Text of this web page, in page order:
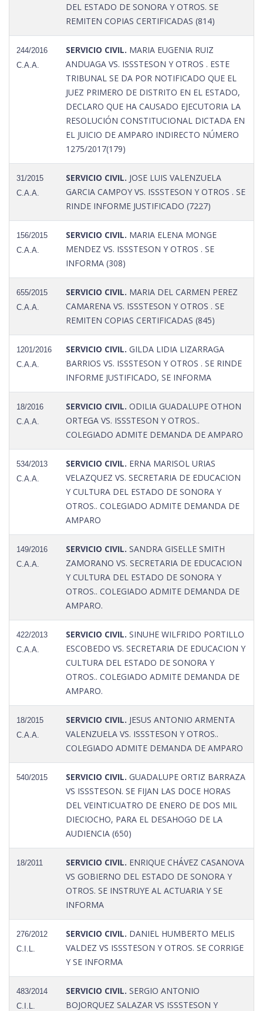
DEL ESTADO DE SONORA Y OTROS. SE
REMITEN COPIAS CERTIFICADAS (814)
244/2016
C.A.A.
SERVICIO CIVIL. MARIA EUGENIA RUIZ
ANDUAGA VS. ISSSTESON Y OTROS . ESTE
TRIBUNAL SE DA POR NOTIFICADO QUE EL
JUEZ PRIMERO DE DISTRITO EN EL ESTADO,
DECLARO QUE HA CAUSADO EJECUTORIA LA
RESOLUCIÓN CONSTITUCIONAL DICTADA EN
EL JUICIO DE AMPARO INDIRECTO NÚMERO
1275/2017(179)
31/2015
C.A.A.
SERVICIO CIVIL. JOSE LUIS VALENZUELA
GARCIA CAMPOY VS. ISSSTESON Y OTROS . SE
RINDE INFORME JUSTIFICADO (7227)
156/2015
C.A.A.
SERVICIO CIVIL. MARIA ELENA MONGE
MENDEZ VS. ISSSTESON Y OTROS . SE
INFORMA (308)
655/2015
C.A.A.
SERVICIO CIVIL. MARIA DEL CARMEN PEREZ
CAMARENA VS. ISSSTESON Y OTROS . SE
REMITEN COPIAS CERTIFICADAS (845)
1201/2016
C.A.A.
SERVICIO CIVIL. GILDA LIDIA LIZARRAGA
BARRIOS VS. ISSSTESON Y OTROS . SE RINDE
INFORME JUSTIFICADO, SE INFORMA
18/2016
C.A.A.
SERVICIO CIVIL. ODILIA GUADALUPE OTHON
ORTEGA VS. ISSSTESON Y OTROS..
COLEGIADO ADMITE DEMANDA DE AMPARO
534/2013
C.A.A.
SERVICIO CIVIL. ERNA MARISOL URIAS
VELAZQUEZ VS. SECRETARIA DE EDUCACION
Y CULTURA DEL ESTADO DE SONORA Y
OTROS.. COLEGIADO ADMITE DEMANDA DE
AMPARO
149/2016
C.A.A.
SERVICIO CIVIL. SANDRA GISELLE SMITH
ZAMORANO VS. SECRETARIA DE EDUCACION
Y CULTURA DEL ESTADO DE SONORA Y
OTROS.. COLEGIADO ADMITE DEMANDA DE
AMPARO.
422/2013
C.A.A.
SERVICIO CIVIL. SINUHE WILFRIDO PORTILLO
ESCOBEDO VS. SECRETARIA DE EDUCACION Y
CULTURA DEL ESTADO DE SONORA Y
OTROS.. COLEGIADO ADMITE DEMANDA DE
AMPARO.
18/2015
C.A.A.
SERVICIO CIVIL. JESUS ANTONIO ARMENTA
VALENZUELA VS. ISSSTESON Y OTROS..
COLEGIADO ADMITE DEMANDA DE AMPARO
540/2015 SERVICIO CIVIL. GUADALUPE ORTIZ BARRAZA
VS ISSSTESON. SE FIJAN LAS DOCE HORAS
DEL VEINTICUATRO DE ENERO DE DOS MIL
DIECIOCHO, PARA EL DESAHOGO DE LA
AUDIENCIA (650)
18/2011 SERVICIO CIVIL. ENRIQUE CHÁVEZ CASANOVA
VS GOBIERNO DEL ESTADO DE SONORA Y
OTROS. SE INSTRUYE AL ACTUARIA Y SE
INFORMA
276/2012
C.I.L.
SERVICIO CIVIL. DANIEL HUMBERTO MELIS
VALDEZ VS ISSSTESON Y OTROS. SE CORRIGE
Y SE INFORMA
483/2014
C.I.L.
SERVICIO CIVIL. SERGIO ANTONIO
BOJORQUEZ SALAZAR VS ISSSTESON Y